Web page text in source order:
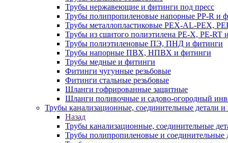
Трубы нержавеющие и фитинги под пресс
Трубы полипропиленовые напорные PP-R и
Трубы металлопластиковые PEX-AL-PEX,
Трубы из сшитого полиэтилена PE-X, PE-RT
Трубы полиэтиленовые ПЭ, ПНД и фитинги
Трубы напорные ПВХ, НПВХ и фитинги
Трубы медные и фитинги
Фитинги чугунные резьбовые
Фитинги стальные резьбовые
Шланги гофрированные защитные
Шланги поливочные и садово-огородный
Трубы канализационные, соединительные детали и
Назад
Трубы канализационные, соединительные
Трубы полипропиленовые и соединительные